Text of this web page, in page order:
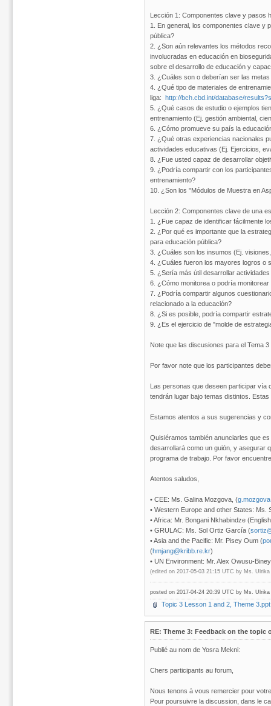
Lección 1: Componentes clave y pasos
1. En general, los componentes clave y
pública?
2. ¿Son aún relevantes los métodos
involucradas en educación en
sobre el desarrollo de educación y
3. ¿Cuáles son o deberían ser las
4. ¿Qué tipo de materiales de
liga: http://bch.cbd.int/database/
5. ¿Qué casos de estudio o ejemplos
entrenamiento (Ej. gestión ambiental,
6. ¿Cómo promueve su país la
7. ¿Qué otras experiencias nacionales
actividades educativas (Ej. Ejercicios,
8. ¿Fue usted capaz de desarrollar
9. ¿Podría compartir con los
entrenamiento?
10. ¿Son los "Módulos de Muestra en
Lección 2: Componentes clave de una
1. ¿Fue capaz de identificar fácilmente
2. ¿Por qué es importante que la
para educación pública?
3. ¿Cuáles son los insumos (Ej.
4. ¿Cuáles fueron los mayores logros o
5. ¿Sería más útil desarrollar
6. ¿Cómo monitorea o podría
7. ¿Podría compartir algunos
relacionado a la educación?
8. ¿Si es posible, podría compartir
9. ¿Es el ejercicio de "molde de
Note que las discusiones para el Tema
Por favor note que los participantes
Las personas que deseen participar vía
tendrán lugar bajo temas distintos.
Estamos atentos a sus sugerencias y
Quisiéramos también anunciarles que
desarrollará como un guión, y asegurar
programa de trabajo. Por favor
Atentos saludos,
• CEE: Ms. Galina Mozgova, (
• Western Europe and other States: Ms.
• Africa: Mr. Bongani Nkhabindze
• GRULAC: Ms. Sol Ortiz García (
• Asia and the Pacific: Mr. Pisey Oum (
(hmjang@kribb.re.kr)
• UN Environment: Mr. Alex Owusu-
(edited on 2017-05-03 21:15 UTC by Ms.
posted on 2017-04-24 20:39 UTC by Ms.
Topic 3 Lesson 1 and 2, Theme 3.ppt
RE: Theme 3: Feedback on the
Publié au nom de Yosra Mekni:
Chers participants au forum,
Nous tenons à vous remercier pour
Pour poursuivre la discussion, dans le